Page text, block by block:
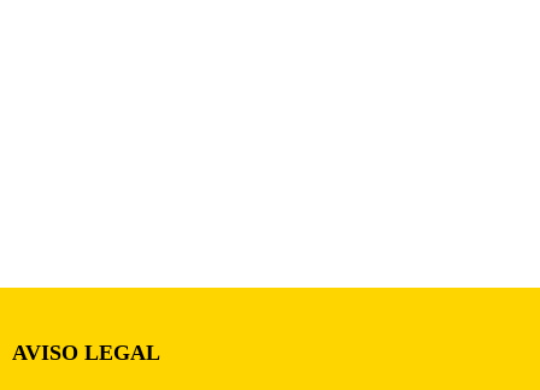
AVISO LEGAL